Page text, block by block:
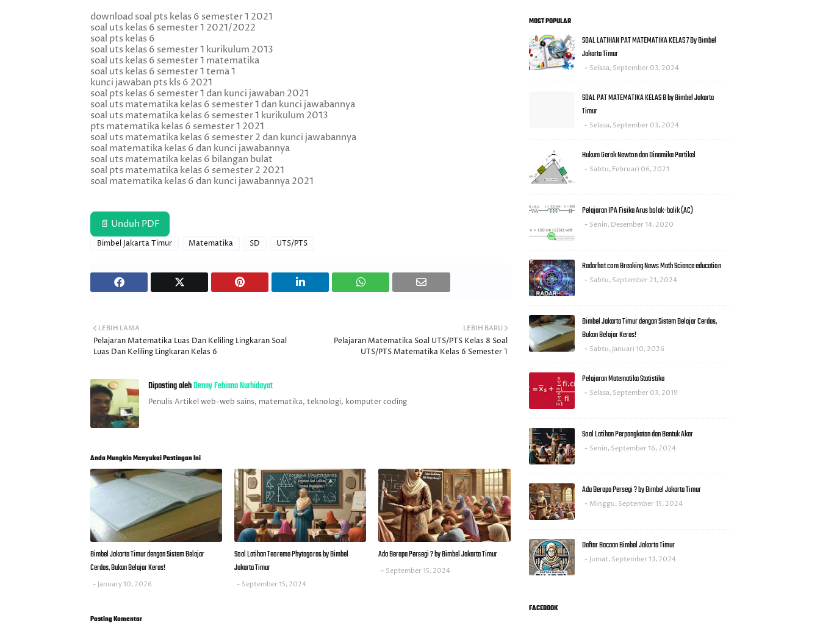
download soal pts kelas 6 semester 1 2021
soal uts kelas 6 semester 1 2021/2022
soal pts kelas 6
soal uts kelas 6 semester 1 kurikulum 2013
soal uts kelas 6 semester 1 matematika
soal uts kelas 6 semester 1 tema 1
kunci jawaban pts kls 6 2021
soal pts kelas 6 semester 1 dan kunci jawaban 2021
soal uts matematika kelas 6 semester 1 dan kunci jawabannya
soal uts matematika kelas 6 semester 1 kurikulum 2013
pts matematika kelas 6 semester 1 2021
soal uts matematika kelas 6 semester 2 dan kunci jawabannya
soal matematika kelas 6 dan kunci jawabannya
soal uts matematika kelas 6 bilangan bulat
soal pts matematika kelas 6 semester 2 2021
soal matematika kelas 6 dan kunci jawabannya 2021
📄 Unduh PDF
Bimbel Jakarta Timur Matematika SD UTS/PTS
LEBIH BARU
Pelajaran Matematika Soal UTS/PTS Kelas 8 Soal
UTS/PTS Matematika Kelas 6 Semester 1
LEBIH LAMA
Pelajaran Matematika Luas Dan Keliling Lingkaran Soal
Luas Dan Keliling Lingkaran Kelas 6
Diposting olehDenny Febiana Nurhidayat
Penulis Artikel web-web sains, matematika, teknologi, komputer coding
Anda Mungkin Menyukai Postingan Ini
Bimbel Jakarta Timur dengan Sistem Belajar
Cerdas, Bukan Belajar Keras!
January 10, 2026
Soal Latihan Teorema Phytagoras by Bimbel
Jakarta Timur
September 15, 2024
Ada Berapa Persegi ? by Bimbel Jakarta Timur
September 15, 2024
Posting Komentar
MOST POPULAR
SOAL LATIHAN PAT MATEMATIKA KELAS 7 By Bimbel
Jakarta Timur
Selasa, September 03, 2024
SOAL PAT MATEMATIKA KELAS 8 by Bimbel Jakarta
Timur
Selasa, September 03, 2024
Hukum Gerak Newton dan Dinamika Partikel
Sabtu, Februari 06, 2021
Pelajaran IPA Fisika Arus bolak-balik (AC)
Senin, Desember 14, 2020
Radarhot com Breaking News Math Science education
Sabtu, September 21, 2024
Bimbel Jakarta Timur dengan Sistem Belajar Cerdas,
Bukan Belajar Keras!
Sabtu, Januari 10, 2026
Pelajaran Matematika Statistika
Selasa, September 03, 2019
Soal Latihan Perpangkatan dan Bentuk Akar
Senin, September 16, 2024
Ada Berapa Persegi ? by Bimbel Jakarta Timur
Minggu, September 15, 2024
Daftar Bacaan Bimbel Jakarta Timur
Jumat, September 13, 2024
FACEBOOK